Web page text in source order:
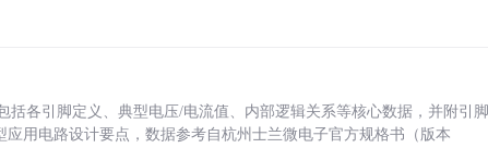
括各引脚定义、典型电压/电流值、内部逻辑关系等核心数据，并附引
用电路设计要点，数据参考自杭州士兰微电子官方规格书（版本